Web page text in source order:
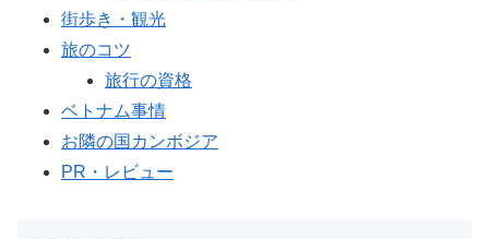
街歩き・観光
旅のコツ
旅行の資格
ベトナム事情
お隣の国カンボジア
PR・レビュー